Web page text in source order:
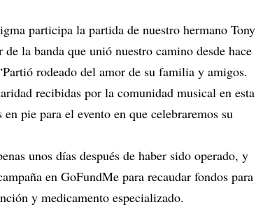
participa la partida de nuestro hermano Tony
la banda que unió nuestro camino desde hace
rodeado del amor de su familia y amigos.
recibidas por la comunidad musical en esta
pie para el evento en que celebraremos su
unos días después de haber sido operado, y
en GoFundMe para recaudar fondos para
y medicamento especializado.